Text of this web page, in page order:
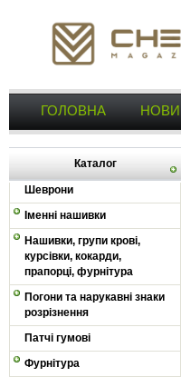
ГОЛОВНА
Каталог
Шеврони
Іменні нашивки
Нашивки, групи крові,
курсівки, кокарди,
прапорці, фурнітура
Погони та нарукавні знаки
розрізнення
Патчі гумові
Фурнітура